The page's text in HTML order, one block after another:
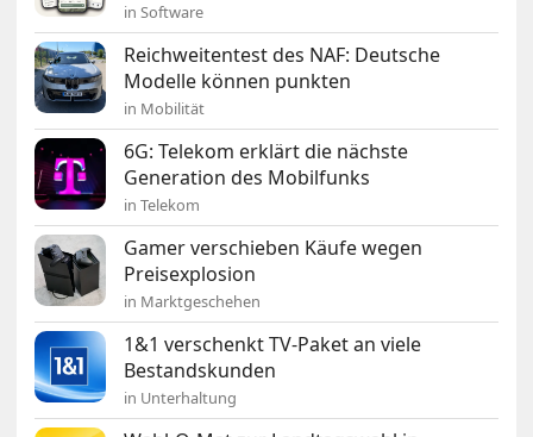
in Software
Reichweitentest des NAF: Deutsche
Modelle können punkten
in Mobilität
6G: Telekom erklärt die nächste
Generation des Mobilfunks
in Telekom
Gamer verschieben Käufe wegen
Preisexplosion
in Marktgeschehen
1&1 verschenkt TV-Paket an viele
Bestandskunden
in Unterhaltung